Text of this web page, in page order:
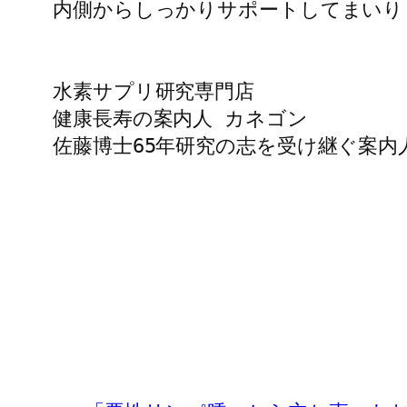
内側からしっかりサポートしてまいり
水素サプリ研究専門店
健康長寿の案内人 カネゴン
佐藤博士65年研究の志を受け継ぐ案内